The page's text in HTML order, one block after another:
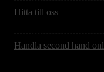
Hitta till oss
Handla second hand